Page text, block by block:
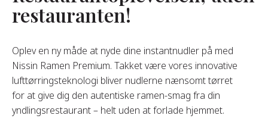
Ofte
restauranten!
Oplev en ny måde at nyde dine instantnudler på med
Nissin Ramen Premium. Takket være vores innovative
lufttørringsteknologi bliver nudlerne nænsomt tørret
for at give dig den autentiske ramen-smag fra din
yndlingsrestaurant – helt uden at forlade hjemmet.